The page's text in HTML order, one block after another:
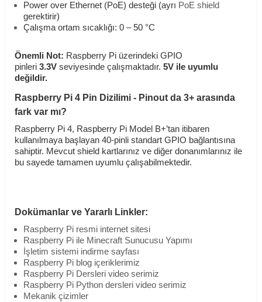
Power over Ethernet (PoE) desteği (ayrı PoE shield
gerektirir)
Çalışma ortam sıcaklığı: 0 – 50 °C
Önemli Not: Raspberry Pi üzerindeki GPIO
pinleri 3.3V seviyesinde çalışmaktadır. 5V ile uyumlu
değildir.
Raspberry Pi 4 Pin Dizilimi - Pinout da 3+ arasında
fark var mı?
Raspberry Pi 4, Raspberry Pi Model B+’tan itibaren
kullanılmaya başlayan 40-pinli standart GPIO bağlantısına
sahiptir. Mevcut shield kartlarınız ve diğer donanımlarınız ile
bu sayede tamamen uyumlu çalışabilmektedir.
Dokümanlar ve Yararlı Linkler:
Raspberry Pi resmi internet sitesi
Raspberry Pi ile Minecraft Sunucusu Yapımı
İşletim sistemi indirme sayfası
Raspberry Pi blog içeriklerimiz
Raspberry Pi Dersleri video serimiz
Raspberry Pi Python dersleri video serimiz
Mekanik çizimler